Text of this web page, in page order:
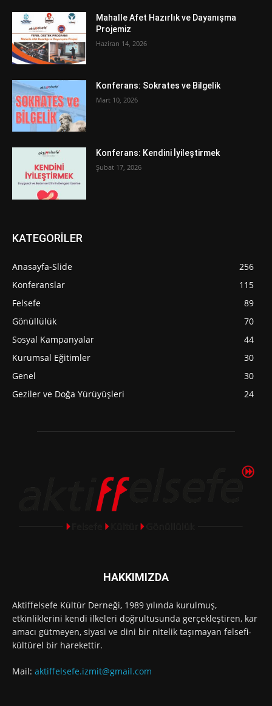
Mahalle Afet Hazırlık ve Dayanışma
Projemiz
Haziran 14, 2026
Konferans: Sokrates ve Bilgelik
Mart 10, 2026
Konferans: Kendini İyileştirmek
Şubat 17, 2026
KATEGORİLER
Anasayfa-Slide
256
Konferanslar
115
Felsefe
89
Gönüllülük
70
Sosyal Kampanyalar
44
Kurumsal Eğitimler
30
Genel
30
Geziler ve Doğa Yürüyüşleri
24
HAKKIMIZDA
Aktiffelsefe Kültür Derneği, 1989 yılında kurulmuş,
etkinliklerini kendi ilkeleri doğrultusunda gerçekleştiren, kar
amacı gütmeyen, siyasi ve dini bir nitelik taşımayan felsefi-
kültürel bir harekettir.
Mail: aktiffelsefe.izmit@gmail.com